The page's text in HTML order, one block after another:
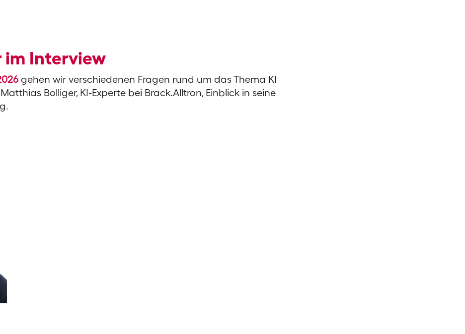
im Interview
gehen wir verschiedenen Fragen rund um das Thema KI
Bolliger, KI-Experte bei Brack.Alltron, Einblick in seine